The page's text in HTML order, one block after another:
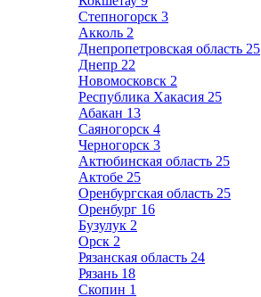
Степногорск 3
Акколь 2
Днепропетровская область 25
Днепр 22
Новомосковск 2
Республика Хакасия 25
Абакан 13
Саяногорск 4
Черногорск 3
Актюбинская область 25
Актобе 25
Оренбургская область 25
Оренбург 16
Бузулук 2
Орск 2
Рязанская область 24
Рязань 18
Скопин 1